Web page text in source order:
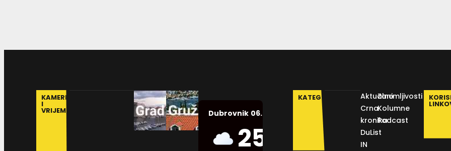
KAMERE
I
VRIJEME Dubrovnik 06.08.2026.
25
Humidity:
KATEGORIJE
Aktualno
Crna
kronika
DuList
IN
Zanimljivosti
Kolumne
Podcast